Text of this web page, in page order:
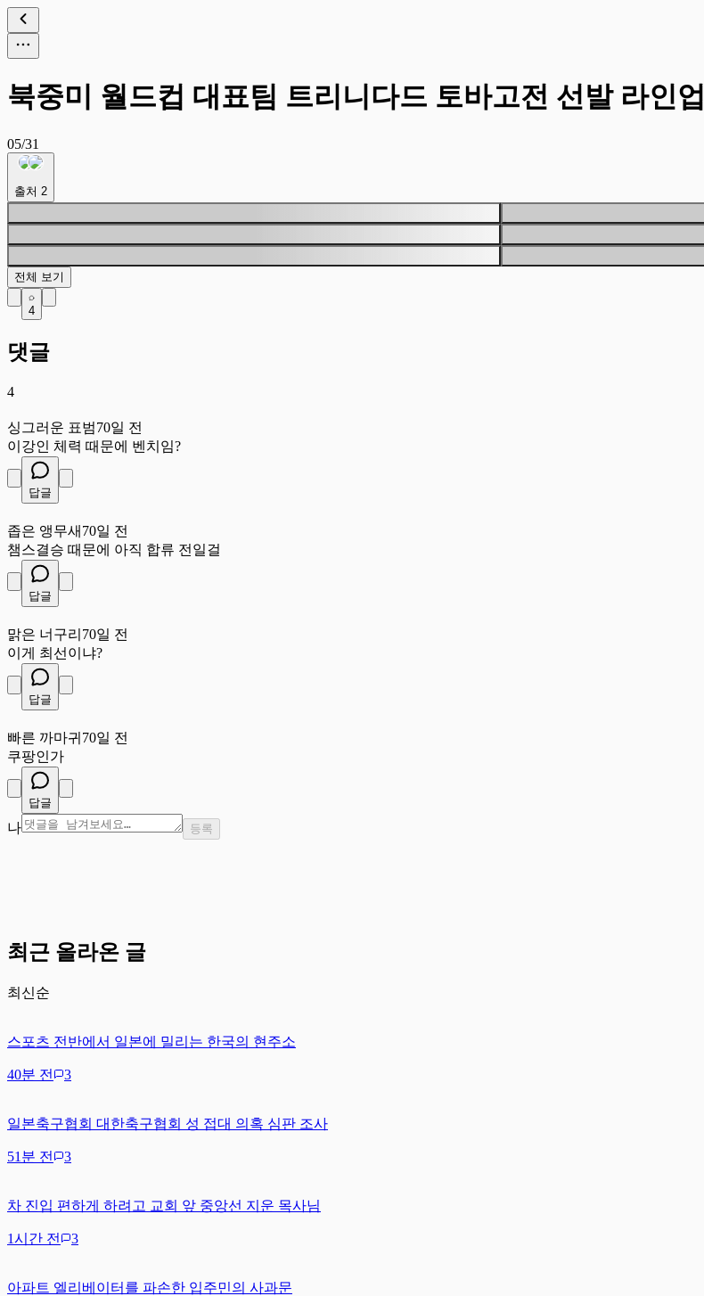
북중미 월드컵 대표팀 트리니다드 토바고전 선발 라인업
05/31
출처 2
전체 보기
4
댓글
4
싱그러운 표범70일 전
이강인 체력 때문에 벤치임?
답글
좁은 앵무새 70일 전
챔스결승 때문에 아직 합류 전일걸
답글
맑은 너구리 70일 전
이게 최선이냐?
답글
빠른 까마귀 70일 전
쿠팡인가
답글
나 등록
최근 올라온 글
최신순
스포츠 전반에서 일본에 밀리는 한국의 현주소
40분 전 3
일본축구협회 대한축구협회 성 접대 의혹 심판 조사
51분 전 3
차 진입 편하게 하려고 교회 앞 중앙선 지운 목사님
1시간 전 3
아파트 엘리베이터를 파손한 입주민의 사과문